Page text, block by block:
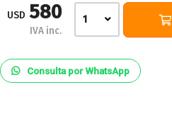
USD 580
IVA inc.
1
Consulta por WhatsApp